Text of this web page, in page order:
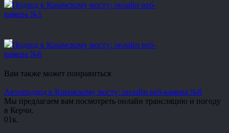
Подход к Крымскому мосту: онлайн веб-
камера №1
Подход к Крымскому мосту: онлайн веб-
камера №6
Вам также может понравиться
Автоподход к Крымскому мосту: онлайн веб-камера №8
Мы предлагаем вам посмотреть онлайн трансляцию и погоду
в Керчи.
01к.